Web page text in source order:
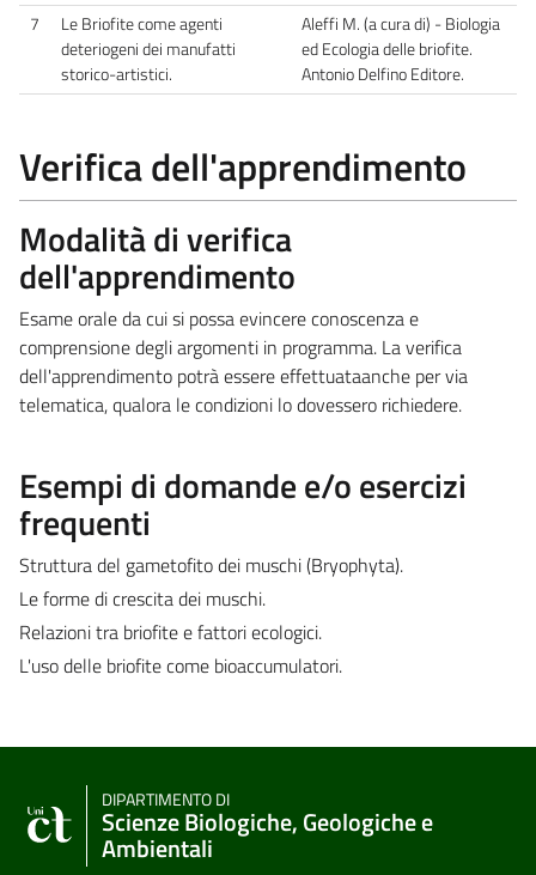
7
Le Briofite come agenti
deteriogeni dei manufatti
storico-artistici.
Aleffi M. (a cura di) - Biologia
ed Ecologia delle briofite.
Antonio Delfino Editore.
Verifica dell'apprendimento
Modalità di verifica
dell'apprendimento
Esame orale da cui si possa evincere conoscenza e
comprensione degli argomenti in programma. La verifica
dell'apprendimento potrà essere effettuataanche per via
telematica, qualora le condizioni lo dovessero richiedere.
Esempi di domande e/o esercizi
frequenti
Struttura del gametofito dei muschi (Bryophyta).
Le forme di crescita dei muschi.
Relazioni tra briofite e fattori ecologici.
L'uso delle briofite come bioaccumulatori.
DIPARTIMENTO DI
Scienze Biologiche, Geologiche e
Ambientali